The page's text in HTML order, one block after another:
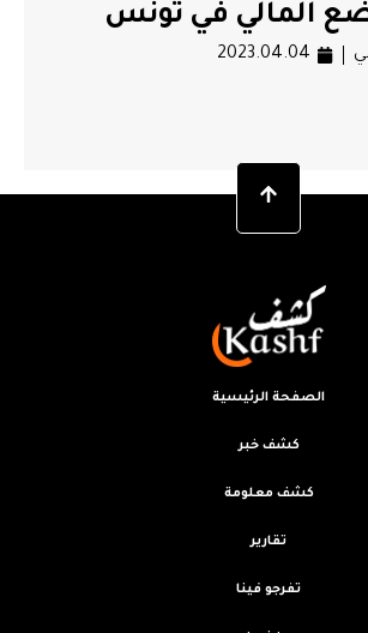
المالي في تونس
2023.04.04
الصفحة الرئيسية
كشف خبر
كشف معلومة
تقارير
تفرجو فينا